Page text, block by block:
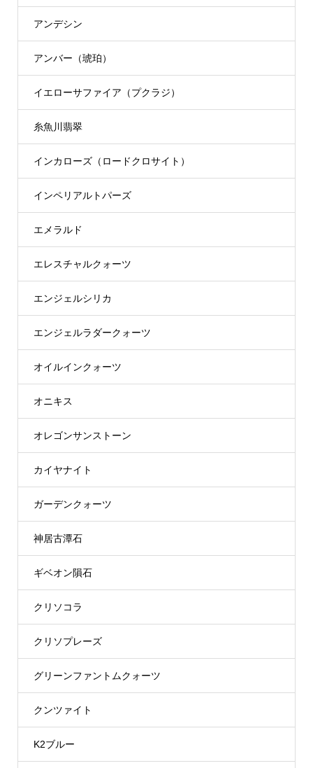
アンデシン
アンバー（琥珀）
イエローサファイア（プクラジ）
糸魚川翡翠
インカローズ（ロードクロサイト）
インペリアルトパーズ
エメラルド
エレスチャルクォーツ
エンジェルシリカ
エンジェルラダークォーツ
オイルインクォーツ
オニキス
オレゴンサンストーン
カイヤナイト
ガーデンクォーツ
神居古潭石
ギベオン隕石
クリソコラ
クリソプレーズ
グリーンファントムクォーツ
クンツァイト
K2ブルー